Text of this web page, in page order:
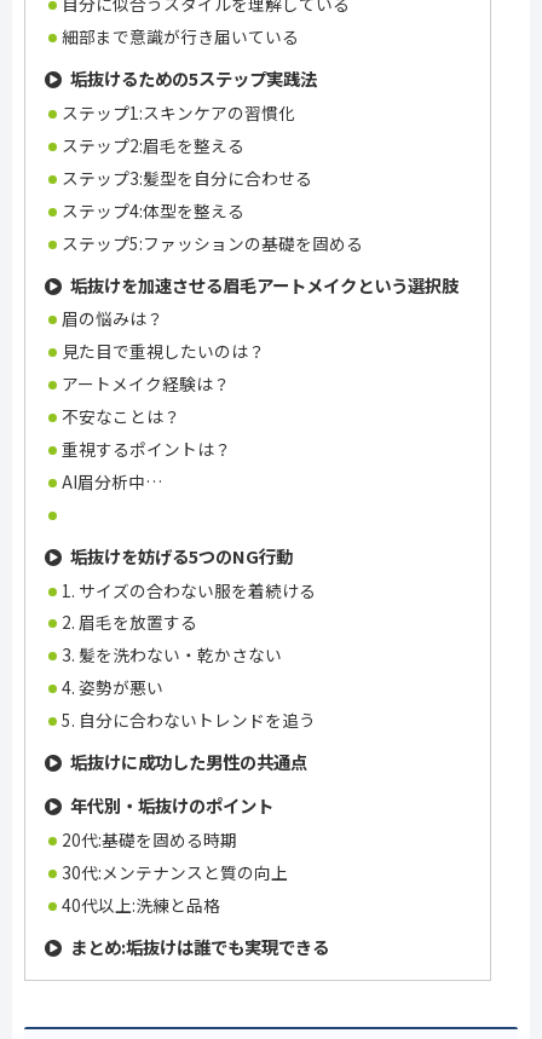
細部まで意識が行き届いている
垢抜けるための5ステップ実践法
ステップ1:スキンケアの習慣化
ステップ2:眉毛を整える
ステップ3:髪型を自分に合わせる
ステップ4:体型を整える
ステップ5:ファッションの基礎を固める
垢抜けを加速させる眉毛アートメイクという選択肢
眉の悩みは？
見た目で重視したいのは？
アートメイク経験は？
不安なことは？
重視するポイントは？
AI眉分析中…
垢抜けを妨げる5つのNG行動
1. サイズの合わない服を着続ける
2. 眉毛を放置する
3. 髪を洗わない・乾かさない
4. 姿勢が悪い
5. 自分に合わないトレンドを追う
垢抜けに成功した男性の共通点
年代別・垢抜けのポイント
20代:基礎を固める時期
30代:メンテナンスと質の向上
40代以上:洗練と品格
まとめ:垢抜けは誰でも実現できる